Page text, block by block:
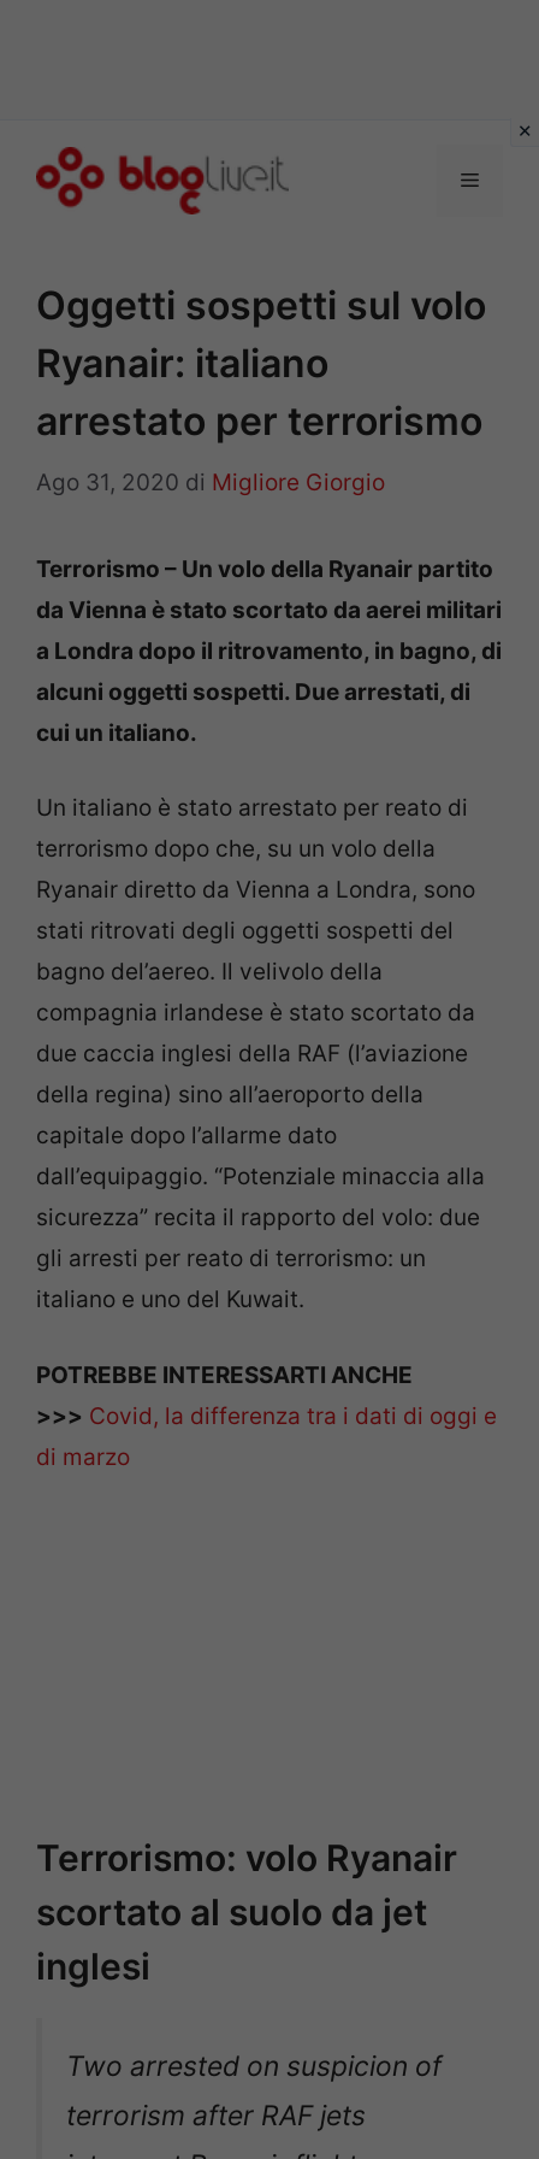
Menu
Oggetti sospetti sul volo
Ryanair: italiano
arrestato per terrorismo
Ago 31, 2020 di Migliore Giorgio
Terrorismo – Un volo della Ryanair partito
da Vienna è stato scortato da aerei militari
a Londra dopo il ritrovamento, in bagno, di
alcuni oggetti sospetti. Due arrestati, di
cui un italiano.
Un italiano è stato arrestato per reato di
terrorismo dopo che, su un volo della
Ryanair diretto da Vienna a Londra, sono
stati ritrovati degli oggetti sospetti del
bagno del’aereo. Il velivolo della
compagnia irlandese è stato scortato da
due caccia inglesi della RAF (l’aviazione
della regina) sino all’aeroporto della
capitale dopo l’allarme dato
dall’equipaggio. “Potenziale minaccia alla
sicurezza” recita il rapporto del volo: due
gli arresti per reato di terrorismo: un
italiano e uno del Kuwait.
POTREBBE INTERESSARTI ANCHE
>>> Covid, la differenza tra i dati di oggi e
di marzo
Terrorismo: volo Ryanair
scortato al suolo da jet
inglesi
Two arrested on suspicion of
terrorism after RAF jets